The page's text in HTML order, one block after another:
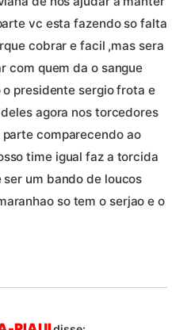
vc esta fazendo so falta
cobrar e facil ,mas sera
com quem da o sangue
presidente sergio frota e
agora nos torcedores
comparecendo ao
time igual faz a torcida
um bando de loucos
so tem o serjao e o